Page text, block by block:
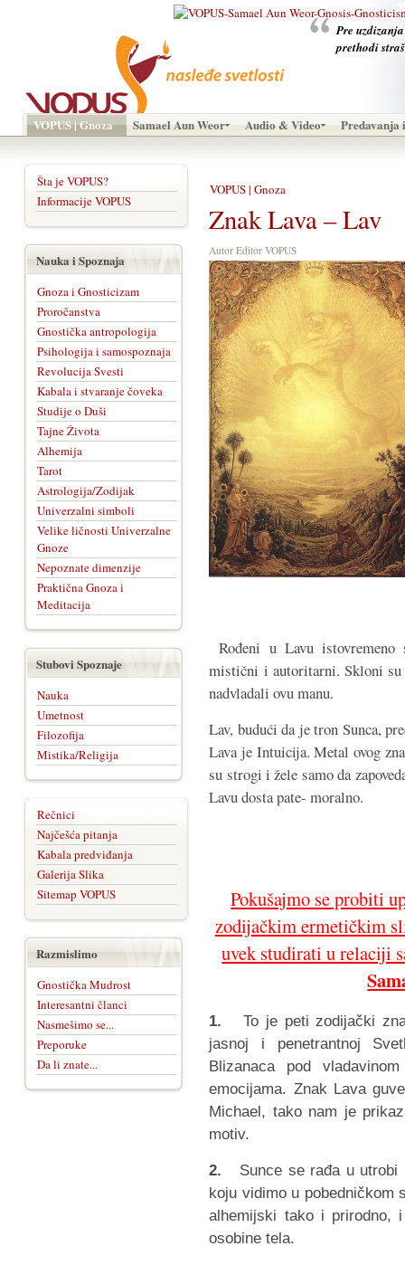
Pre
prethodi
VOPUS | Gnoza Samael Aun Weor Audio & Video Predavanja
VOPUS | Gnoza
Znak Lava – Lav
Autor Editor VOPUS
Rođeni u Lavu
mistični i autoritarni. Skloni
nadvladali ovu manu.
Lav, budući da je tron Sunca,
Lava je Intuicija. Metal ovog
su strogi i žele samo da
Lavu dosta pate- moralno.
Pokušajmo se probiti
zodijačkim ermetičkim
uvek studirati u relaciji
1. To je peti zodijački
jasnoj i penetrantnoj
Blizanaca pod
emocijama. Znak Lava
Michael, tako nam je
motiv.
2.
Sunce se rađa u utrobi
koju vidimo u pobedničkom
alhemijski tako i prirodno,
osobine tela.
Šta je VOPUS?
Informacije VOPUS
Nauka i Spoznaja
Gnoza i Gnosticizam
Proročanstva
Gnostička antropologija
Psihologija i samospoznaja
Revolucija Svesti
Kabala i stvaranje čoveka
Studije o Duši
Tajne Života
Alhemija
Tarot
Astrologija/Zodijak
Univerzalni simboli
Velike ličnosti Univerzalne
Gnoze
Nepoznate dimenzije
Praktična Gnoza i
Meditacija
Stubovi Spoznaje
Nauka
Umetnost
Filozofija
Mistika/Religija
Rečnici
Najčešća pitanja
Kabala predviđanja
Galerija Slika
Sitemap VOPUS
Razmislimo
Gnostička Mudrost
Interesantni članci
Nasmešimo se...
Preporuke
Da li znate...